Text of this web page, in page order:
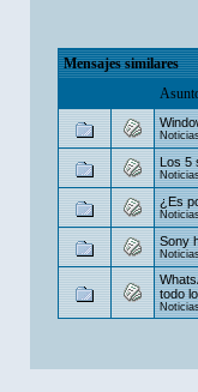
Mensajes similares
Los 5
¿Es
Sony
todo